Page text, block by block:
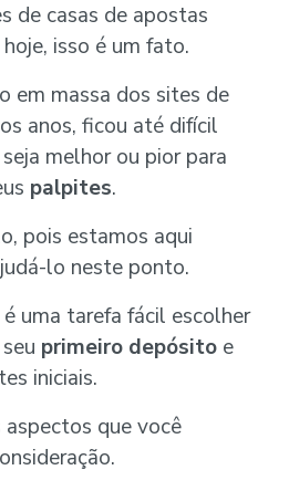
de casas de apostas
isso é um fato.
em massa dos sites de
anos, ficou até difícil
melhor ou pior para
palpites.
pois estamos aqui
lo neste ponto.
uma tarefa fácil escolher
primeiro depósito e
iniciais.
que você